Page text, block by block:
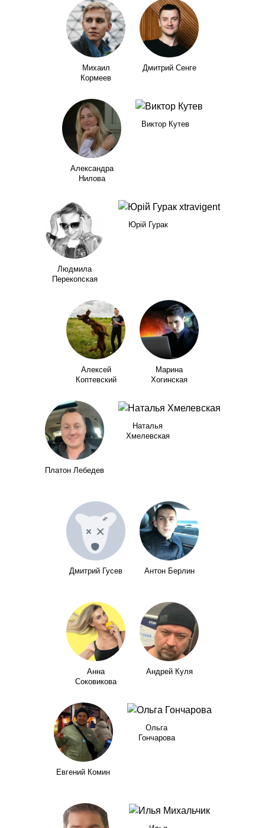
Михаил
Кормеев
Дмитрий Сенге
Александра
Нилова
Виктор Кутев
Людмила
Перекопская
Юрій Гурак
Алексей
Коптевский
Марина
Хогинская
Платон Лебедев
Наталья
Хмелевская
Дмитрий Гусев Антон Берлин
Анна
Соковикова
Андрей Куля
Евгений Комин
Ольга
Гончарова